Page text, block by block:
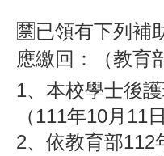
🈲已領有下列補
應繳回：（教育
1、本校學士後
（111年10月11
2、依教育部112